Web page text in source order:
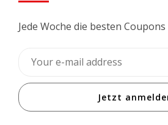
Jede Woche die besten
Jetzt